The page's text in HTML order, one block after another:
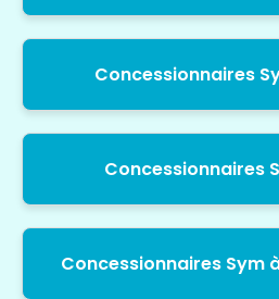
Concessionnaires
Concessionnaires
Concessionnaires Sym